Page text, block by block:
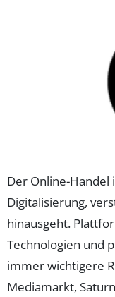
Der Online-
Digitalisierung,
hinausgeht.
Technologien und
immer wichtigere
Mediamarkt,